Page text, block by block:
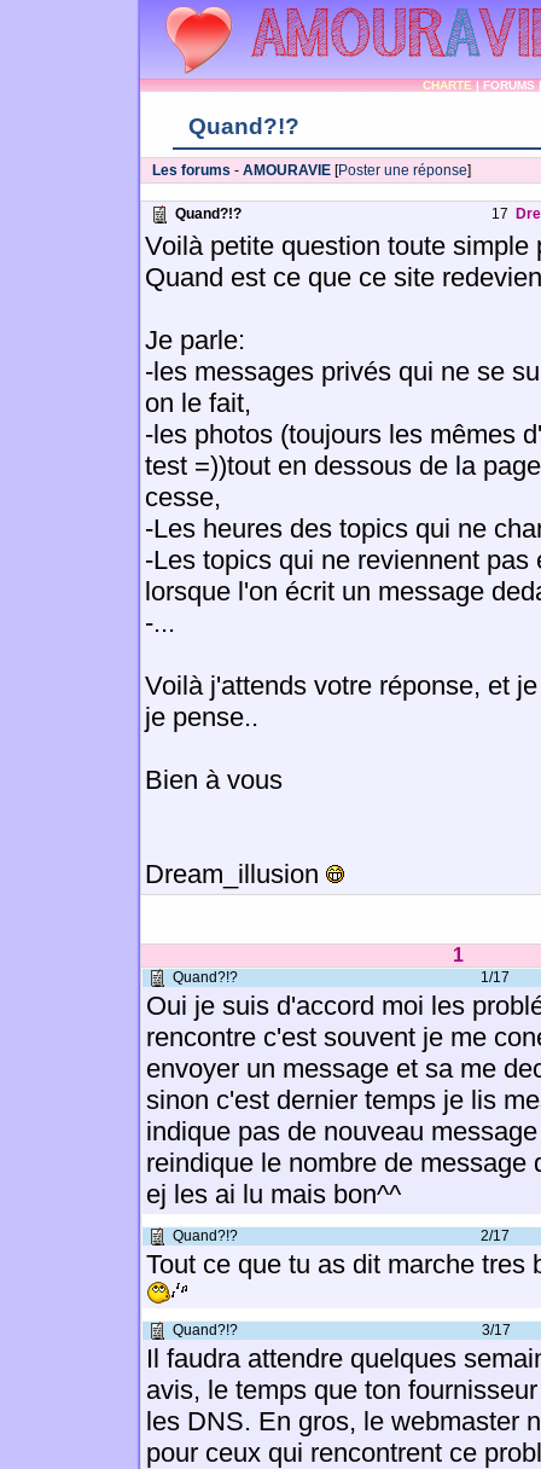
CHARTE|FORUMS
Quand?!?
Les forums - AMOURAVIE [Poster une réponse]
Quand?!? 17
Voilà petite question toute simple
Quand est ce que ce site
Je parle:
-les messages privés qui ne se
on le fait,
-les photos (toujours les mêmes
test =))tout en dessous de la
cesse,
-Les heures des topics qui ne
-Les topics qui ne reviennent pas
lorsque l'on écrit un message
-...
Voilà j'attends votre réponse, et
je pense..
Bien à vous
Dream_illusion
1
Quand?!? 1/17
Oui je suis d'accord moi les
rencontre c'est souvent je me
envoyer un message et sa me
sinon c'est dernier temps je lis
indique pas de nouveau
reindique le nombre de message
ej les ai lu mais bon^^
Quand?!? 2/17
Tout ce que tu as dit marche tres
Quand?!? 3/17
Il faudra attendre quelques
avis, le temps que ton
les DNS. En gros, le webmaster
pour ceux qui rencontrent ce